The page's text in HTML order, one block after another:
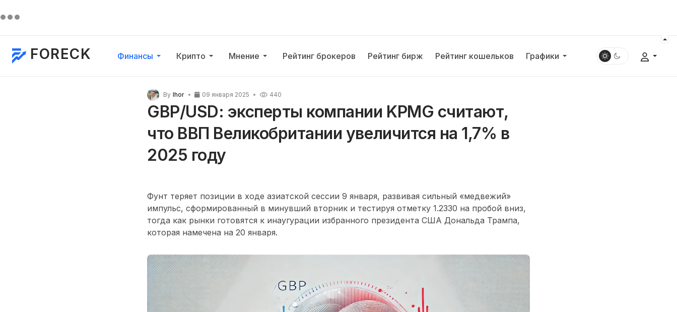
FORECK Финансы Крипто Мнение Рейтинг брокеров Рейтинг бирж Рейтинг кошельков Графики
By Ihor 09 января 2025 440
GBP/USD: эксперты компании KPMG считают,
что ВВП Великобритании увеличится на 1,7% в
2025 году
Фунт теряет позиции в ходе азиатской сессии 9 января, развивая сильный «медвежий»
импульс, сформированный в минувший вторник и тестируя отметку 1.2330 на пробой вниз,
тогда как рынки готовятся к инаугурации избранного президента США Дональда Трампа,
которая намечена на 20 января.